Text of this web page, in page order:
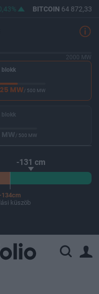
BITCOIN 64 872,33
2000 MW
blokk
MW/ 500 MW
blokk
MW/ 500 MW
-131 cm
-134cm
küszöb